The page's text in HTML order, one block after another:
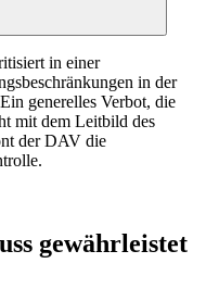
in einer
in der
generelles Verbot, die
mit dem Leitbild des
der DAV die
gewährleistet